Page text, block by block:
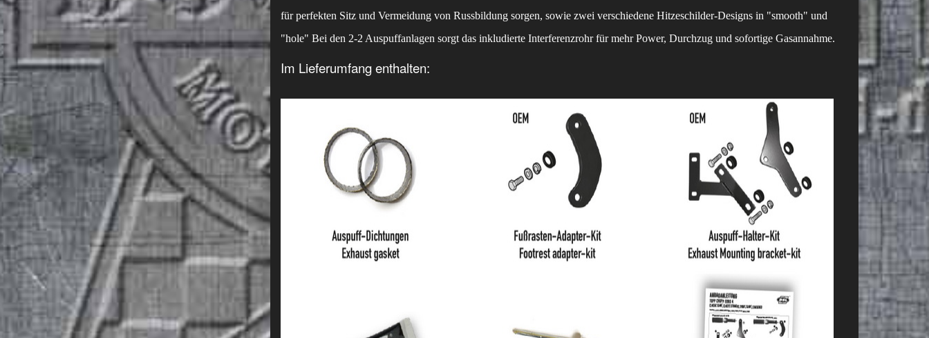
für perfekten Sitz und Vermeidung von Russbildung sorgen, sowie zwei verschiedene Hitzeschilder-Designs in "smooth" und
"hole" Bei den 2-2 Auspuffanlagen sorgt das inkludierte Interferenzrohr für mehr Power, Durchzug und sofortige Gasannahme.
Im Lieferumfang enthalten: